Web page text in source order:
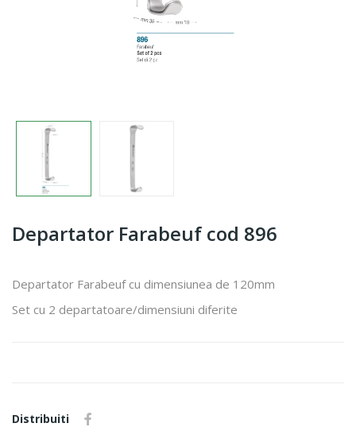
Departator Farabeuf cod 896
Departator Farabeuf cu dimensiunea de 120mm
Set cu 2 departatoare/dimensiuni diferite
Distribuiti